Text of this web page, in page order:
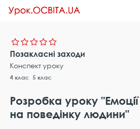
Позакласні заходи
Конспект уроку
4 клас 5 клас
Розробка уроку "Емоції
на поведінку людини"